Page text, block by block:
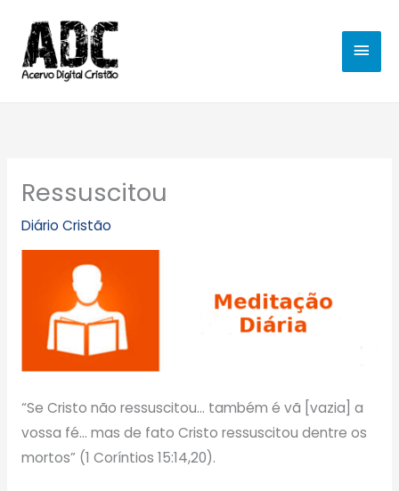
para
conteúdo
Ressuscitou
Diário Cristão
“Se Cristo não ressuscitou… também é vã [vazia] a
vossa fé… mas de fato Cristo ressuscitou dentre os
mortos” (1 Coríntios 15:14,20).